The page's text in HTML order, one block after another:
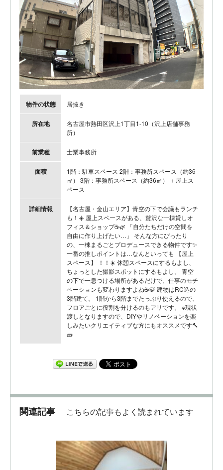
物件の状態 居抜き
所在地
名古屋市熱田区沢上1丁目1-10（沢上店舗事務
所）
前業種 士業事務所
面積
1階：駐車スペース 2階：事務所スペース（約36
㎡） 3階：事務所スペース（約36㎡） ＋屋上ス
ペース
詳細情報
【名古屋・金山エリア】青空の下で会議もランチ
も！☀️ 屋上スペースがある、贅沢な一棟貸しオ
フィス＆ショップ☕️🌿 「自分たちだけの空間を
自由に作り上げたい…」 そんな方にぴったり
の、一棟まるごとプロデュースできる物件です✨
一番の推しポイントは…なんといっても 【屋上
スペース】 ！！☀️ 休憩スペースにするもよし、
ちょっとした撮影スポットにするもよし。 青空
の下で一息つける場所があるだけで、仕事のモチ
ベーションも変わりますよね☕️🍃 建物はRC造の
3階建て。 1階から3階までたっぷり使えるので、
フロアごとに役割を分けるのもアリです。 ※現状
渡しとなりますので、DIYやリノベーションを楽
しみたいクリエイティブな方にもオススメです🔨
🧱
関連記事 こちらの記事もよく読まれています